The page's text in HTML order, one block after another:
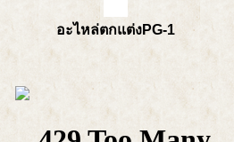
อะไหล่ตกแต่งPG-1